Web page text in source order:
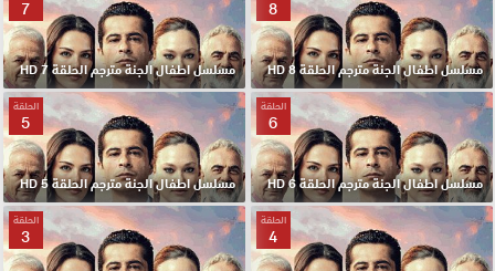
8
مسلسل اطفال الجنة مترجم الحلقة 8 HD
7
مسلسل اطفال الجنة مترجم الحلقة 7 HD
الحلقة
6
مسلسل اطفال الجنة مترجم الحلقة 6 HD
الحلقة
5
مسلسل اطفال الجنة مترجم الحلقة 5 HD
الحلقة
4
الحلقة
3